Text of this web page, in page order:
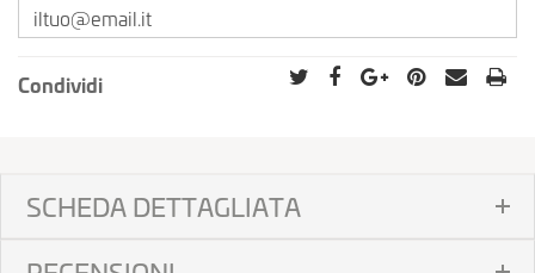
Condividi
SCHEDA DETTAGLIATA